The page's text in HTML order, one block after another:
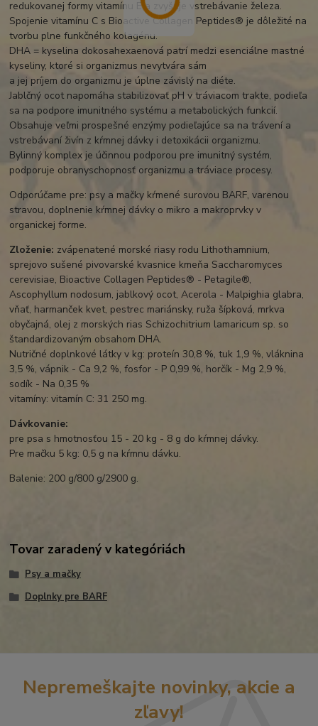
redukovanej formy vitamínu E a zvyšuje vstrebávanie železa.
Spojenie vitamínu C s Bioactive Collagen Peptides® je dôležité na
tvorbu plne funkčného kolagénu.
DHA = kyselina dokosahexaenová patrí medzi esenciálne mastné
kyseliny, ktoré si organizmus nevytvára sám
a jej príjem do organizmu je úplne závislý na diéte.
Jablčný ocot napomáha stabilizovať pH v tráviacom trakte, podieľa
sa na podpore imunitného systému a metabolických funkcií.
Obsahuje veľmi prospešné enzýmy podieľajúce sa na trávení a
vstrebávaní živín z kŕmnej dávky i detoxikácii organizmu.
Bylinný komplex je účinnou podporou pre imunitný systém,
podporuje obranyschopnosť organizmu a tráviace procesy.
Odporúčame pre: psy a mačky kŕmené surovou BARF, varenou
stravou, doplnenie kŕmnej dávky o mikro a makroprvky v
organickej forme.
Zloženie: zvápenatené morské riasy rodu Lithothamnium,
sprejovo sušené pivovarské kvasnice kmeňa Saccharomyces
cerevisiae, Bioactive Collagen Peptides® - Petagile®,
Ascophyllum nodosum, jablkový ocot, Acerola - Malpighia glabra,
vňať, harmanček kvet, pestrec mariánsky, ruža šípková, mrkva
obyčajná, olej z morských rias Schizochitrium lamaricum sp. so
štandardizovaným obsahom DHA.
Nutričné ​​doplnkové látky v kg: proteín 30,8 %, tuk 1,9 %, vláknina
3,5 %, vápnik - Ca 9,2 %, fosfor - P 0,99 %, horčík - Mg 2,9 %,
sodík - Na 0,35 %
vitamíny: vitamín C: 31 250 mg.
Dávkovanie:
pre psa s hmotnosťou 15 - 20 kg - 8 g do kŕmnej dávky.
Pre mačku 5 kg: 0,5 g na kŕmnu dávku.
Balenie: 200 g/800 g/2900 g.
Tovar zaradený v kategóriách
Psy a mačky
Doplnky pre BARF
Nepremeškajte novinky, akcie a
zľavy!